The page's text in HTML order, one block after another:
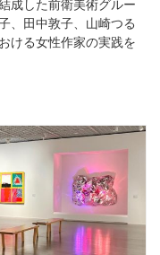
成した前衛美術グルー
、田中敦子、山崎つる
ける女性作家の実践を